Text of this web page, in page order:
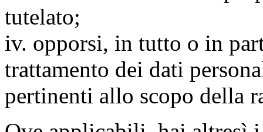
tutelato;
iv. opporsi, in tutto o in
trattamento dei dati
pertinenti allo scopo della